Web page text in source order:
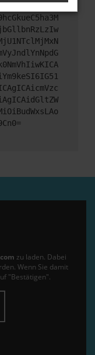
zu laden. Dabei
Wenn Sie damit
"Bestätigen".